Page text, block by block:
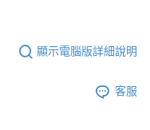
顯示電腦版詳細說明
客服